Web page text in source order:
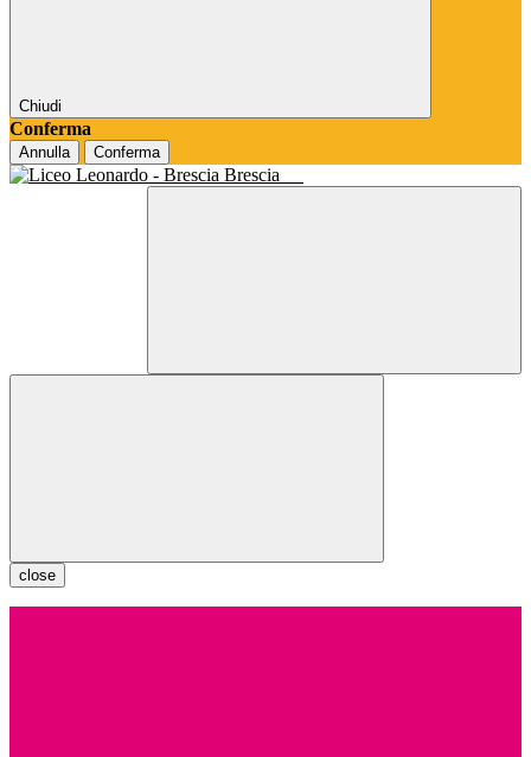
Chiudi
Conferma
Annulla Conferma
Brescia
close